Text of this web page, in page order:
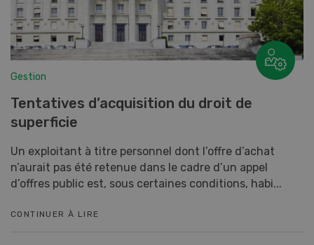
Gestion
Tentatives d’acquisition du droit de
superficie
Un exploitant à titre personnel dont l’offre d’achat
n’aurait pas été retenue dans le cadre d’un appel
d’offres public est, sous certaines conditions, habi...
CONTINUER À LIRE